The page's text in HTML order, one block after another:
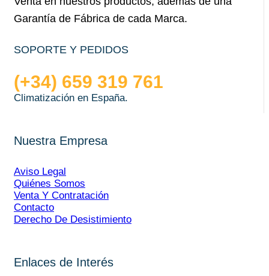
Garantía de Fábrica de cada Marca.
SOPORTE Y PEDIDOS
(+34) 659 319 761
Climatización en España.
Nuestra Empresa
Aviso Legal
Quiénes Somos
Venta Y Contratación
Contacto
Derecho De Desistimiento
Enlaces de Interés